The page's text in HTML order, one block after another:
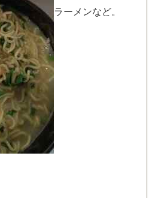
ラーメンなど。